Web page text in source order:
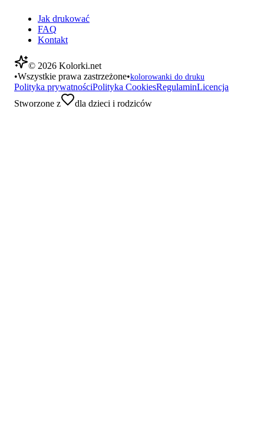
Jak drukować
FAQ
Kontakt
© 2026 Kolorki.net
•Wszystkie prawa zastrzeżone•kolorowanki do druku
Polityka prywatnościPolityka CookiesRegulaminLicencja
Stworzone z
dla dzieci i rodziców